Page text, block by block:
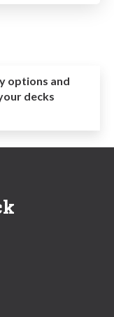
options and
decks